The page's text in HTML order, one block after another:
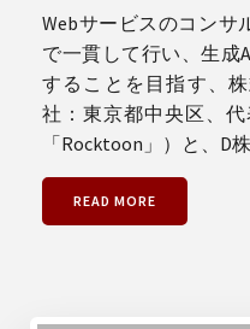
Webサービスのコンサ
で一貫して行い、生成
することを目指す、
社：東京都中央区、
「Rocktoon」）と、D
READ MORE